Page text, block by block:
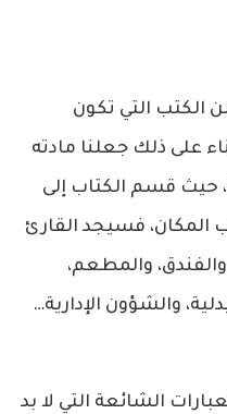
الكتب التي تكون
على ذلك جعلنا مادته
حيث قسم الكتاب إلى
المكان، فسيجد القارئ
والمطعم،
والشؤون الإدارية…
الشائعة التي لا بد